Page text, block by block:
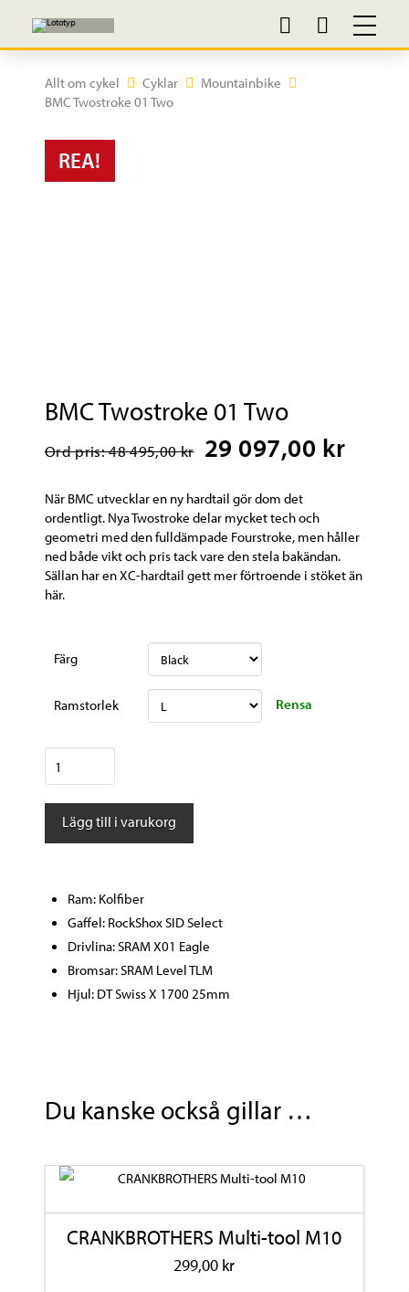
Allt om cykel Cyklar
Mountainbike
BMC Twostroke 01 Two
REA!
BMC Twostroke 01 Two
Ord pris: 48 495,00 kr 29 097,00 kr
När BMC utvecklar en ny hardtail gör dom det
ordentligt. Nya Twostroke delar mycket tech och
geometri med den fulldämpade Fourstroke, men håller
ned både vikt och pris tack vare den stela bakändan.
Sällan har en XC-hardtail gett mer förtroende i stöket än
här.
Färg
Ramstorlek Rensa
BMC
Twostroke
01
TwoLägg till i varukorg
Ram: Kolfiber
Gaffel: RockShox SID Select
Drivlina: SRAM X01 Eagle
Bromsar: SRAM Level TLM
Hjul: DT Swiss X 1700 25mm
Du kanske också gillar …
CRANKBROTHERS Multi-tool M10
299,00 kr